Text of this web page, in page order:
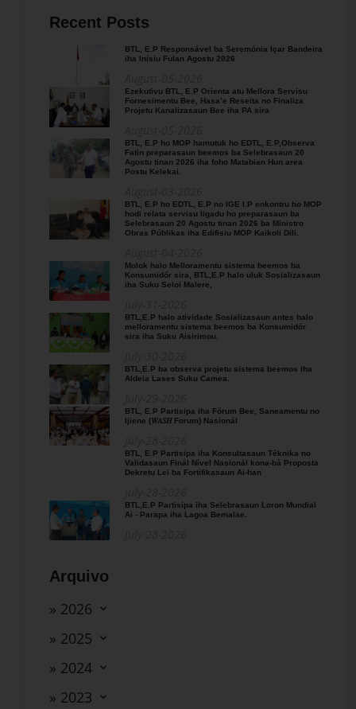
Recent Posts
BTL, E.P Responsável ba Seremónia Içar Bandeira
iha Inísiu Fulan Agostu 2026
Ezekutivu BTL, E.P Orienta atu Mellora Servisu
Fornesimentu Bee, Hasa’e Reseita no Finaliza
Projetu Kanalizasaun Bee iha PA sira
BTL, E.P ho MOP hamutuk ho EDTL, E.P,Observa
Fatin preparasaun beemos ba Selebrasaun 20
Agostu tinan 2026 iha foho Matabian Hun area
Postu Kelekai.
BTL, E.P ho EDTL, E.P no IGE I.P enkontru ho MOP
hodi relata servisu ligadu ho preparasaun ba
Selebrasaun 20 Agostu tinan 2026 ba Ministro
Obras Públikas iha Edifisiu MOP Kaikoli Dili.
Molok halo Melloramentu sistema beemos ba
Konsumidór sira, BTL,E.P halo uluk Sosializasaun
iha Suku Seloi Malere,
BTL,E.P halo atividade Sosializasaun antes halo
melloramentu sistema beemos ba Konsumidór
sira iha Suku Aisirimou.
BTL,E.P ba observa projetu sistema beemos iha
Aldeia Lases Suku Camea.
BTL, E.P Partisipa iha Fórum Bee, Saneamentu no
Ijiene (𝑊𝐴𝑆𝐻 Forum) Nasionál
BTL, E.P Partisipa iha Konsultasaun Téknika no
Validasaun Finál Nível Nasionál kona-bá Proposta
Dekretu Lei ba Fortifikasaun Ai-han
BTL,E.P Partisipa iha Selebrasaun Loron Mundial
Ai - Parapa iha Lagoa Bemalae.
Arquivo
» 2026
» 2025
» 2024
» 2023